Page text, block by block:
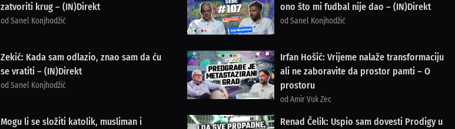
zatvoriti krug – (IN)Direkt
od Sanel Konjhodžić
ono što mi fudbal nije dao – (IN)Direkt
od Sanel Konjhodžić
Zekić: Kada sam odlazio, znao sam da ću
se vratiti – (IN)Direkt
od Sanel Konjhodžić
Irfan Hošić: Vrijeme nalaže transformaciju
ali ne zaboravite da prostor pamti – O
prostoru
od Amir Vuk Zec
Mogu li se složiti katolik, musliman i
Renad Čelik: Uspio sam dovesti Prodigy u